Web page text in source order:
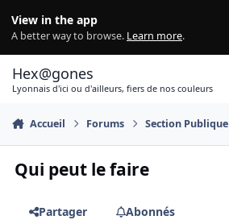
View in the app
A better way to browse. Learn more.
Hex@gones
Lyonnais d'ici ou d'ailleurs, fiers de nos couleurs
Accueil Forums Section Publique
Qui peut le faire
Partager
Abonnés